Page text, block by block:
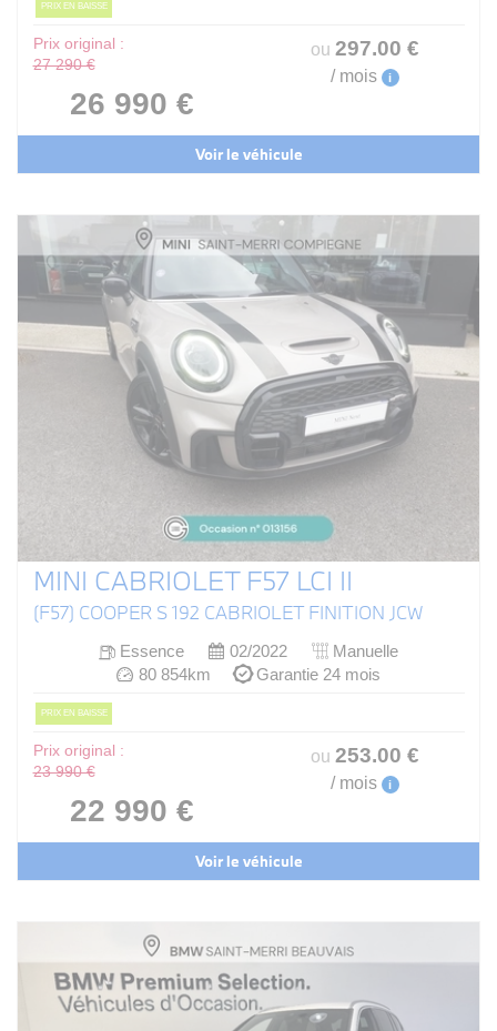
PRIX EN BAISSE
Prix original :
27 290 €
26 990 €
ou 297.00 €
/ mois i
Voir le véhicule
MINI CABRIOLET F57 LCI II
(F57) COOPER S 192 CABRIOLET FINITION JCW
Essence 02/2022
Manuelle
80 854km
Garantie 24 mois
PRIX EN BAISSE
Prix original :
23 990 €
22 990 €
ou 253.00 €
/ mois i
Voir le véhicule